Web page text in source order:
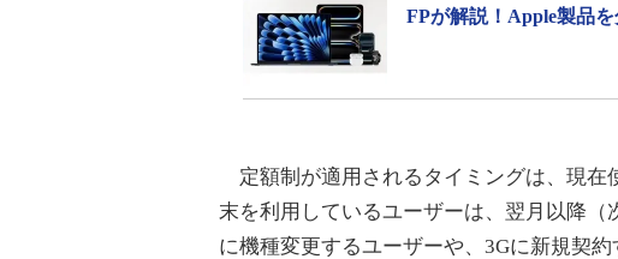
FPが解説！Apple製品
定額制が適用されるタイミングは、現在
末を利用しているユーザーは、翌月以降
に機種変更するユーザーや、3Gに新規契